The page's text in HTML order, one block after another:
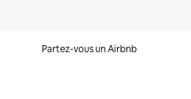
Partez-vous un Airbnb